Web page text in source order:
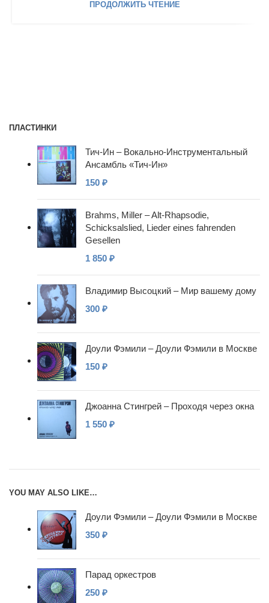
ПРОДОЛЖИТЬ ЧТЕНИЕ
ПЛАСТИНКИ
Тич-Ин – Вокально-Инструментальный
Ансамбль «Тич-Ин»
150 ₽
Brahms, Miller – Alt-Rhapsodie,
Schicksalslied, Lieder eines fahrenden
Gesellen
1 850 ₽
Владимир Высоцкий – Мир вашему дому
300 ₽
Доули Фэмили – Доули Фэмили в Москве
150 ₽
Джоанна Стингрей – Проходя через окна
1 550 ₽
YOU MAY ALSO LIKE…
Доули Фэмили – Доули Фэмили в Москве
350 ₽
Парад оркестров
250 ₽